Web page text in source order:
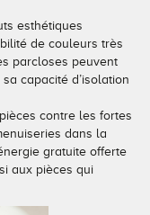
esthétiques
de couleurs très
parcloses peuvent
capacité d’isolation
contre les fortes
dans la
gratuite offerte
aux pièces qui